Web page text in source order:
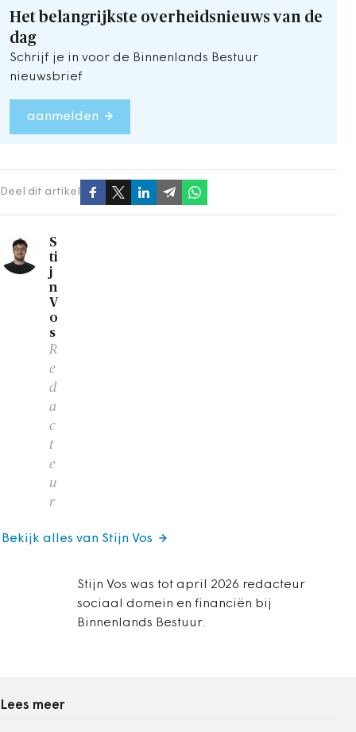
Het belangrijkste overheidsnieuws van de
dag
Schrijf je in voor de Binnenlands Bestuur
nieuwsbrief
aanmelden
Deel dit artikel
S
ti
j
n
V
o
s
R
e
d
a
c
t
e
u
r
Stijn Vos was tot april 2026 redacteur
sociaal domein en financiën bij
Binnenlands Bestuur.
Bekijk alles van Stijn Vos
Lees meer